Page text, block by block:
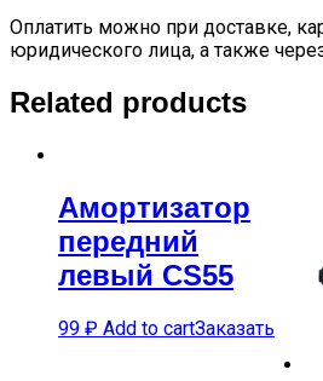
Оплатить можно при доставке,
юридического лица, а также
Related products
Амортизатор
передний
левый CS55
99 ₽ Add to cartЗаказать